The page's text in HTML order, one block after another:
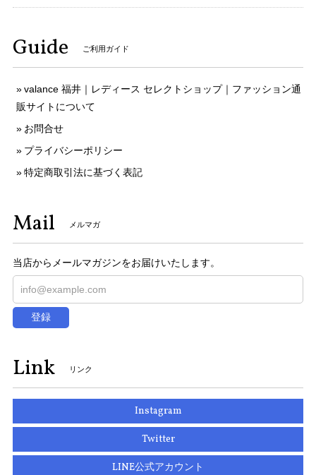
Guide ご利用ガイド
valance 福井｜レディース セレクトショップ｜ファッション通
販サイトについて
お問合せ
プライバシーポリシー
特定商取引法に基づく表記
Mail メルマガ
当店からメールマガジンをお届けいたします。
登録
Link リンク
Instagram
Twitter
LINE公式アカウント